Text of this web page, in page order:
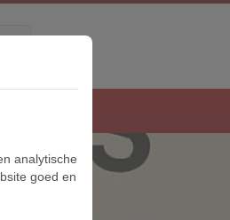
analytische
goed en